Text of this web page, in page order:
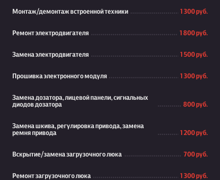
Монтаж/демонтаж встроенной техники 1 300 руб.
Ремонт электродвигателя 1 800 руб.
Замена электродвигателя 1 500 руб.
Прошивка электронного модуля 1 300 руб.
Замена дозатора, лицевой панели, сигнальных
диодов дозатора
800 руб.
Замена шкива, регулировка привода, замена
ремня привода
1 200 руб.
Вскрытие/замена загрузочного люка 700 руб.
Ремонт загрузочного люка 1 300 руб.